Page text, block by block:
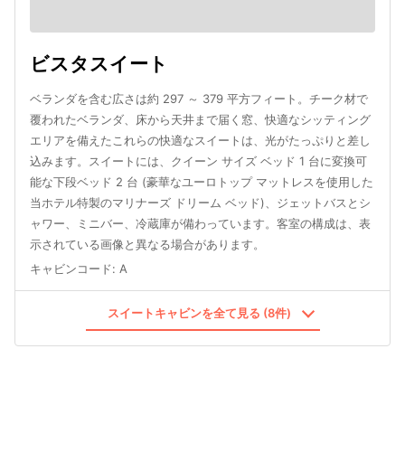
ビスタスイート
ベランダを含む広さは約 297 ～ 379 平方フィート。チーク材で
覆われたベランダ、床から天井まで届く窓、快適なシッティング
エリアを備えたこれらの快適なスイートは、光がたっぷりと差し
込みます。スイートには、クイーン サイズ ベッド 1 台に変換可
能な下段ベッド 2 台 (豪華なユーロトップ マットレスを使用した
当ホテル特製のマリナーズ ドリーム ベッド)、ジェットバスとシ
ャワー、ミニバー、冷蔵庫が備わっています。客室の構成は、表
示されている画像と異なる場合があります。
キャビンコード: A
スイートキャビンを全て見る (8件)